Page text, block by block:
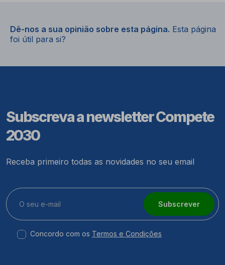
Dê-nos a sua opinião sobre esta página. Esta página
foi útil para si?
Subscreva a newsletter Compete
2030
Receba primeiro todas as novidades no seu email
Subscrever
Concordo com os Termos e Condições